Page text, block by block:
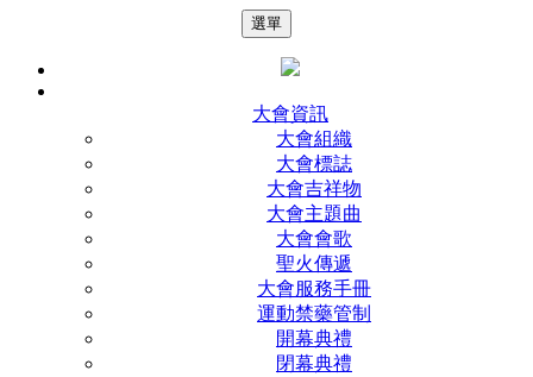
選單
大會資訊
大會組織
大會標誌
大會吉祥物
大會主題曲
大會會歌
聖火傳遞
大會服務手冊
運動禁藥管制
開幕典禮
閉幕典禮